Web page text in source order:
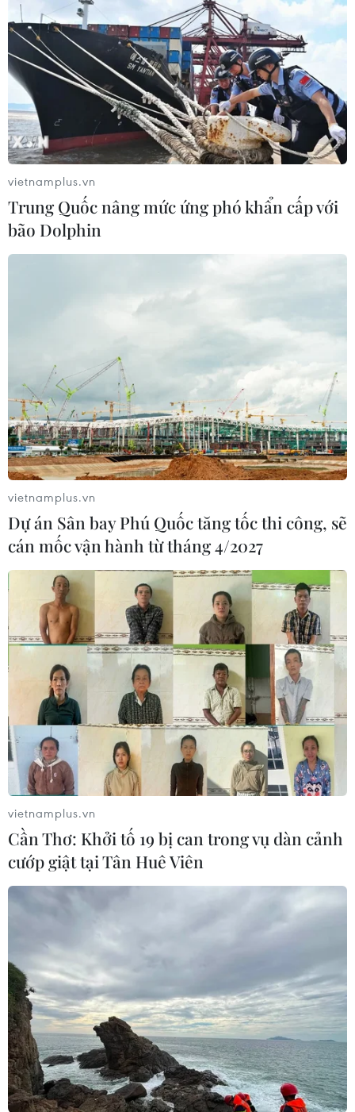
cung cấp AI lớn như đề xuất trước đó của EP.
vietnamplus.vn
Trung Quốc nâng mức ứng phó khẩn cấp với
bão Dolphin
vietnamplus.vn
Dự án Sân bay Phú Quốc tăng tốc thi công, sẽ
cán mốc vận hành từ tháng 4/2027
vietnamplus.vn
Cần Thơ: Khởi tố 19 bị can trong vụ dàn cảnh
cướp giật tại Tân Huê Viên